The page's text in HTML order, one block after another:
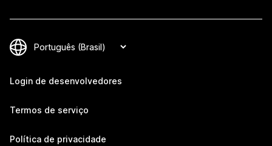
Login de desenvolvedores
Termos de serviço
Política de privacidade